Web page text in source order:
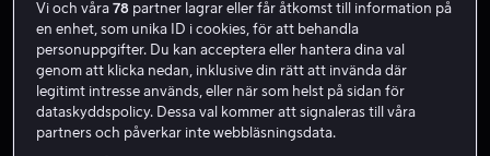
The One I Love
Vi och våra78 partner lagrar eller får åtkomst till information på
en enhet, som unika ID i cookies, för att behandla
personuppgifter. Du kan acceptera eller hantera dina val
genom att klicka nedan, inklusive din rätt att invända där
legitimt intresse används, eller när som helst på sidan för
dataskyddspolicy. Dessa val kommer att signaleras till våra
partners och påverkar inte webbläsningsdata.